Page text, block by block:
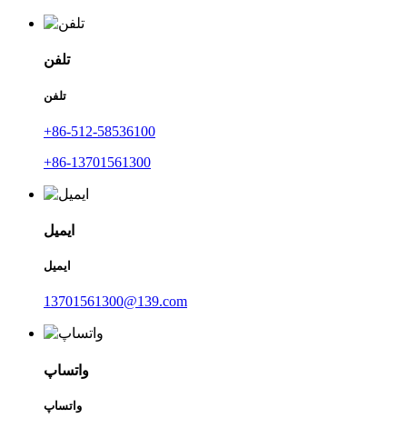
تلفن
تلفن
‎+86-512-58536100‎
‎+86-13701561300‎
ایمیل
ایمیل
13701561300@139.com
واتساپ
واتساپ